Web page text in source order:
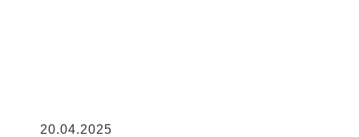
20.04.2025